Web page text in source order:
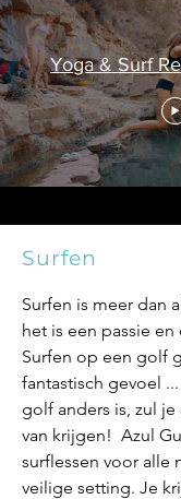
Yoga & Surf
Surfen
Surfen is meer dan
het is een passie en
Surfen op een golf
fantastisch gevoel
golf anders is, zul
van krijgen! Azul
surflessen voor alle
veilige setting. Je